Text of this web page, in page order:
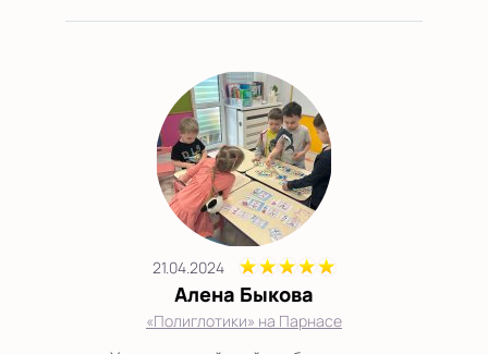
21.04.2024
Алена Быкова
«Полиглотики» на Парнасе